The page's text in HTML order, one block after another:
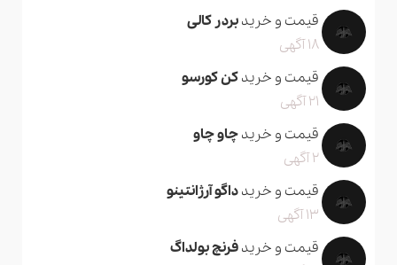
قیمت و خریدبردر کالی
18 آگهی
قیمت و خریدکن کورسو
21 آگهی
قیمت و خریدچاو چاو
2 آگهی
قیمت و خریدداگو آرژانتینو
13 آگهی
قیمت و خریدفرنچ بولداگ